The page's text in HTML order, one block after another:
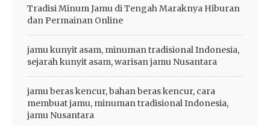
Tradisi Minum Jamu di Tengah Maraknya Hiburan
dan Permainan Online
jamu kunyit asam, minuman tradisional Indonesia,
sejarah kunyit asam, warisan jamu Nusantara
jamu beras kencur, bahan beras kencur, cara
membuat jamu, minuman tradisional Indonesia,
jamu Nusantara